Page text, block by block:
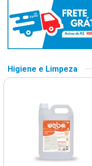
Higiene e Limpeza